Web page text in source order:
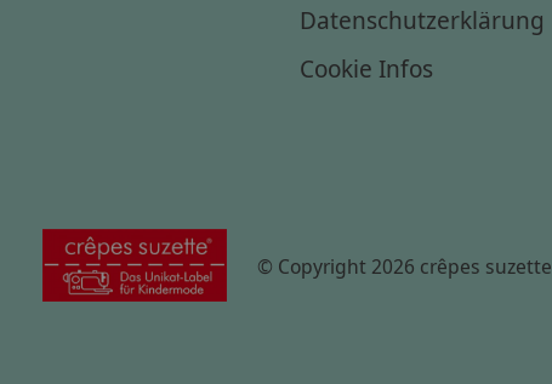
Datenschutzerklärung
Cookie Infos
© Copyright 2026 crêpes suzette